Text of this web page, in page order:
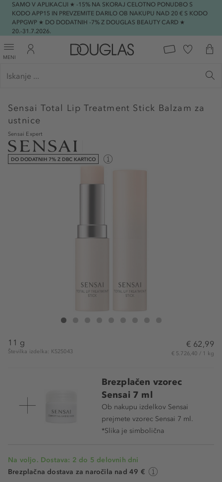
SAMO V APLIKACIJI ★ -15% NA SKORAJ CELOTNO PONUDBO S
KODO APP15 IN PREVZEMITE DARILO OB NAKUPU NAD 20 € S KODO
APPGWP ★ DO DODATNIH -7% Z DOUGLAS BEAUTY CARD ★
20.-31.7.2026.
MENI
SensaiTotal Lip Treatment Stick Balzam za
ustnice
Sensai Expert
DO DODATNIH 7% Z DBC KARTICO
Sensai Total Lip Treatment Stick
11 g
Številka izdelka: K525043
€ 62,99
€ 5.726,40 / 1 kg
Brezplačen vzorec
Sensai 7 ml
Ob nakupu izdelkov Sensai
prejmete vzorec Sensai 7 ml.
*Slika je simbolična
Na voljo. Dostava: 2 do 5 delovnih dni
Brezplačna dostava za naročila nad 49 €